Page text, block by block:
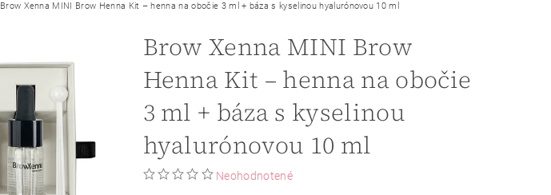
Brow Xenna MINI Brow Henna Kit – henna na obočie 3 ml + báza s kyselinou hyalurónovou 10 ml
Brow Xenna MINI Brow
Henna Kit – henna na obočie
3 ml + báza s kyselinou
hyalurónovou 10 ml
Neohodnotené